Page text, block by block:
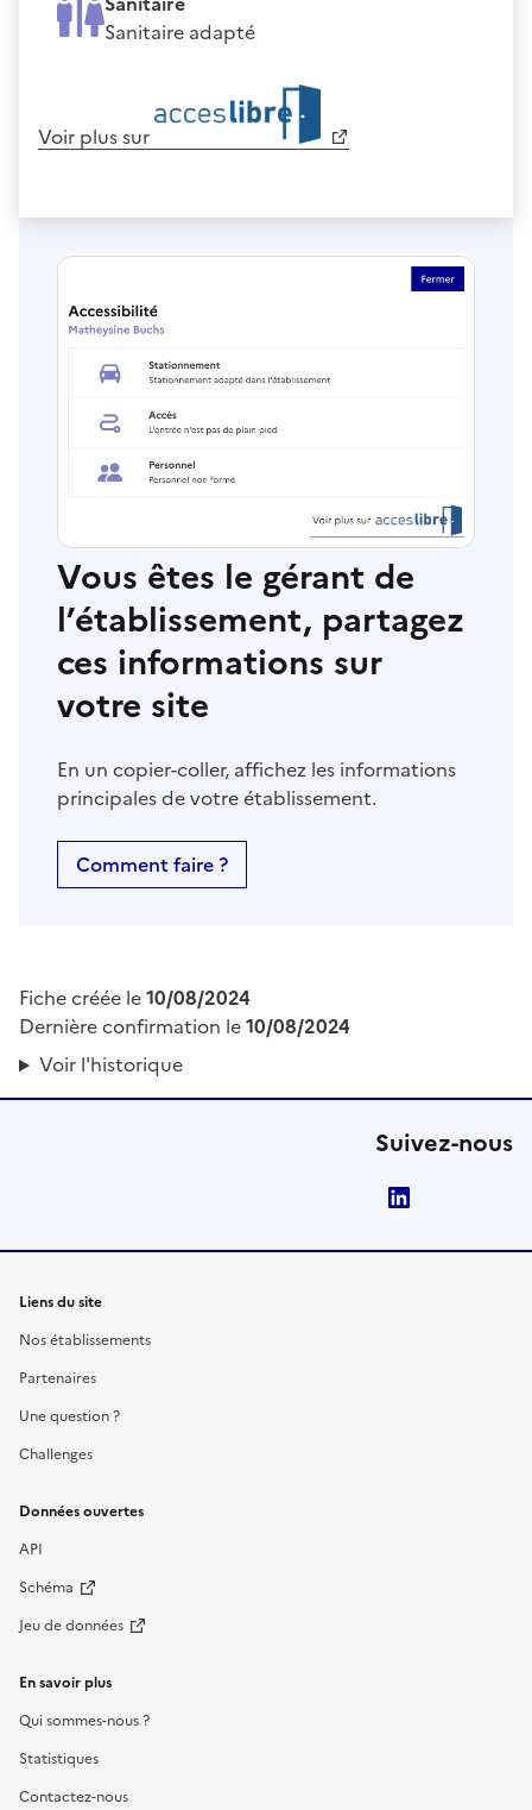
Sanitaire adapté
Voir plus sur
Vous êtes le gérant de
l’établissement, partagez
ces informations sur
votre site
En un copier-coller, affichez les informations
principales de votre établissement.
Comment faire ?
Fiche créée le10/08/2024
Dernière confirmation le10/08/2024
Voir l'historique
Suivez-nous
Liens du site
Nos établissements
Partenaires
Une question ?
Challenges
Données ouvertes
API
Schéma
Jeu de données
En savoir plus
Qui sommes-nous ?
Statistiques
Contactez-nous